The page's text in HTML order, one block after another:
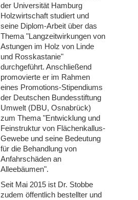
der Universität Hamburg
Holzwirtschaft studiert und
seine Diplom-Arbeit über das
Thema "Langzeitwirkungen von
Astungen im Holz von Linde
und Rosskastanie"
durchgeführt. Anschließend
promovierte er im Rahmen
eines Promotions-Stipendiums
der Deutschen Bundesstiftung
Umwelt (DBU, Osnabrück)
zum Thema "Entwicklung und
Feinstruktur von Flächenkallus-
Gewebe und seine Bedeutung
für die Behandlung von
Anfahrschäden an
Alleebäumen".
Seit Mai 2015 ist Dr. Stobbe
zudem öffentlich bestellter und